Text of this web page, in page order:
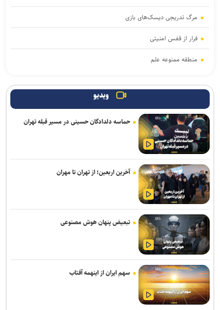
مرگ تدریجی دیسک‌‌های بازی
فرار از قفس امنیتی
منطقه ممنوعه علم
ویدیو
حماسه دلدادگان حسینی در مسیر قبله تهران
آخرین اربعین؛ از تهران تا مهران
تبعیض پنهان هوش مصنوعی
سهم ایران از اینهمه آفتاب